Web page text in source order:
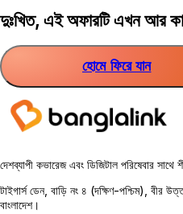
দুঃখিত, এই অফারটি এখন আর
হোমে ফিরে যান
দেশব্যাপী কভারেজ এবং ডিজিটাল পরিষেবার সাথে
টাইগার্স ডেন, বাড়ি নং ৪ (দক্ষিণ-পশ্চিম), বীর
বাংলাদেশ।